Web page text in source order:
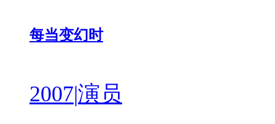
每当变幻时
2007|演员